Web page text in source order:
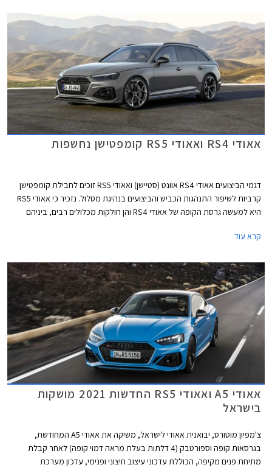
הקופה והקבריולט יוצגו בהמשך בשם שונה בדומה למהלך שמרצדס ביצעה עם
מרצדס CLE.
אאודי RS4 ואאודי RS5 קומפטישן נחשפות
דגמי הביצועים אאודי RS4 אוונט (סטיישן) ואאודי RS5 זוכים לחבילת קומפטישן
קרביות לשיפור התנהגות הכביש והביצועים בנהיגת מסלול. נזכיר כי אאודי RS5
היא למעשה גרסת הקופה של אאודי RS4 והן חולקות מכלולים רבים, ביניהם
אלה מוגבלת ל- 290 קמ"ש. אאודי RS4 אוונט קומפטישן מאיצה מעמידה ל- 100
קמ"ש תוך 3.9 שניות, 0.2 שניות מהר יותר מהגרסה הסטנדרטית. אאודי RS5
קופה וספורטבק קומפטישן מאיצות מעמידה ל- 100 קמ"ש תוך 3.8 שניות, 0.1
שניות מהר יותר מהגרסה הסטנדרטית.
קרא עוד
אאודי A5 ואאודי RS5 החדשות 2021 מושקות
בישראל
צ'מפיון מוטורס, יבואנית אאודי לישראל, משיקה את אאודי A5 המחודשת,
בגרסאות קופה וספורטבק (4 דלתות בעלת מראה דמוי קופה) לאחר קבלת
מתיחת פנים מקיפה, הכוללת עדכוני עיצוב חיצוני ופנימי, עדכון מערכת